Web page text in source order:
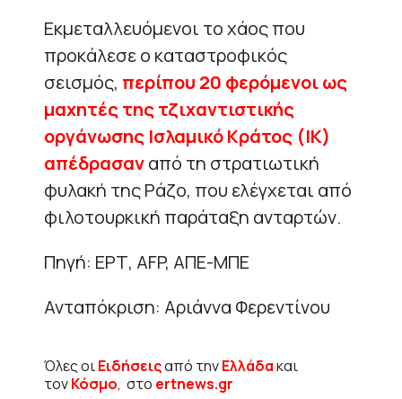
Εκμεταλλευόμενοι το χάος που
προκάλεσε ο καταστροφικός
σεισμός, περίπου 20 φερόμενοι ως
μαχητές της τζιχαντιστικής
οργάνωσης Ισλαμικό Κράτος (ΙΚ)
απέδρασαναπό τη στρατιωτική
φυλακή της Ράζο, που ελέγχεται από
φιλοτουρκική παράταξη ανταρτών.
Πηγή: ΕΡΤ, AFP, ΑΠΕ-ΜΠΕ
Ανταπόκριση: Αριάννα Φερεντίνου
Όλες οιΕιδήσειςαπό τηνΕλλάδακαι
τονΚόσμο, στο ertnews.gr